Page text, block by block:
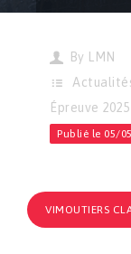
By
LMN
Épreuve 2025
Publié le 05/
VIMOUTIERS